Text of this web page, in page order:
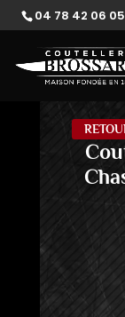
04 78 42 06 05